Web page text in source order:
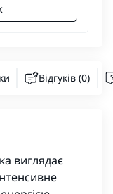
Відгуків (0)
виглядає